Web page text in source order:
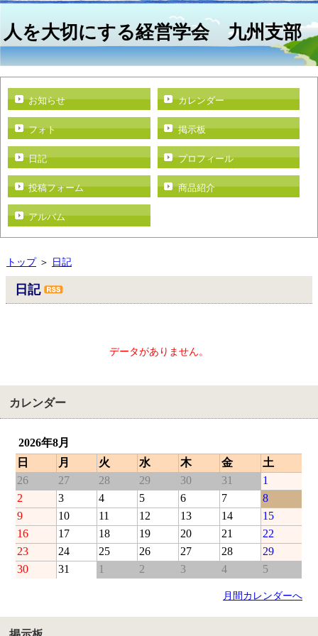
人を大切にする経営学会 九州支部
お知らせ カレンダー
フォト 掲示板
日記 プロフィール
投稿フォーム 商品紹介
アルバム
トップ＞ 日記
日記
データがありません。
カレンダー
2026年8月
日
月 火 水 木 金
土
26
27 28 29 30 31
1
2
3 4 5 6 7
8
9
10 11 12 13 14
15
16
17 18 19 20 21
22
23
24 25 26 27 28
29
30
31 1 2 3 4 5
月間カレンダーへ